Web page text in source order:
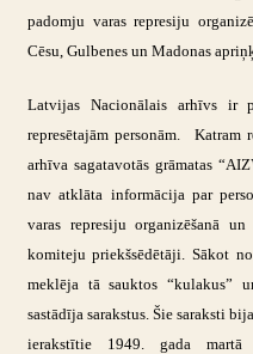
padomju varas represiju
Cēsu, Gulbenes un Madonas
Latvijas Nacionālais arhīvs ir
represētajām personām. Katram
arhīva sagatavotās grāmatas
nav atklāta informācija par
varas represiju organizēšanā
komiteju priekšsēdētāji. Sākot
meklēja tā sauktos “kulakus”
sastādīja sarakstus. Šie saraksti
ierakstītie 1949. gada